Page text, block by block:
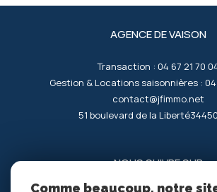
AGENCE DE VAISON
Transaction : 04 67 21 70
Gestion & Locations saisonnières :
contact@jfimmo.net
51 boulevard de la Liberté34450
NOUS SUIVRE SUR
Comme beaucoup, notre